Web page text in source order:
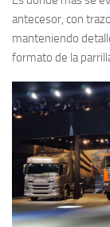
antecesor, con
manteniendo
formato de la